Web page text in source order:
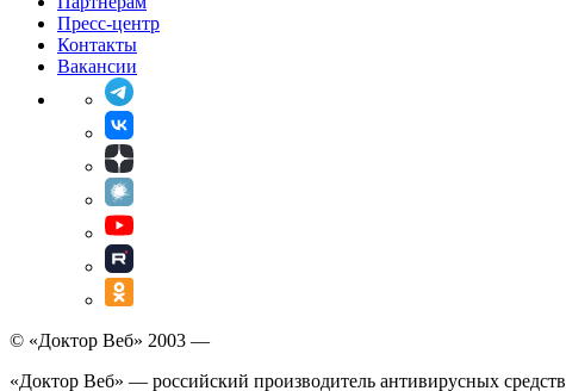
Пресс-центр
Контакты
Вакансии
© «Доктор Веб» 2003 —
«Доктор Веб» — российский производитель антивирусных